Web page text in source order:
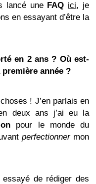
lancé une FAQ ici, je
en essayant d’être la
en 2 ans ? Où est-
année ?
! J’en parlais en
deux ans j’ai eu la
pour le monde du
perfectionnermon
essayé de rédiger des